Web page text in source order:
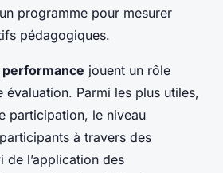
programme pour mesurer
pédagogiques.
jouent un rôle
évaluation. Parmi les plus utiles,
participation, le niveau
à travers des
de l’application des